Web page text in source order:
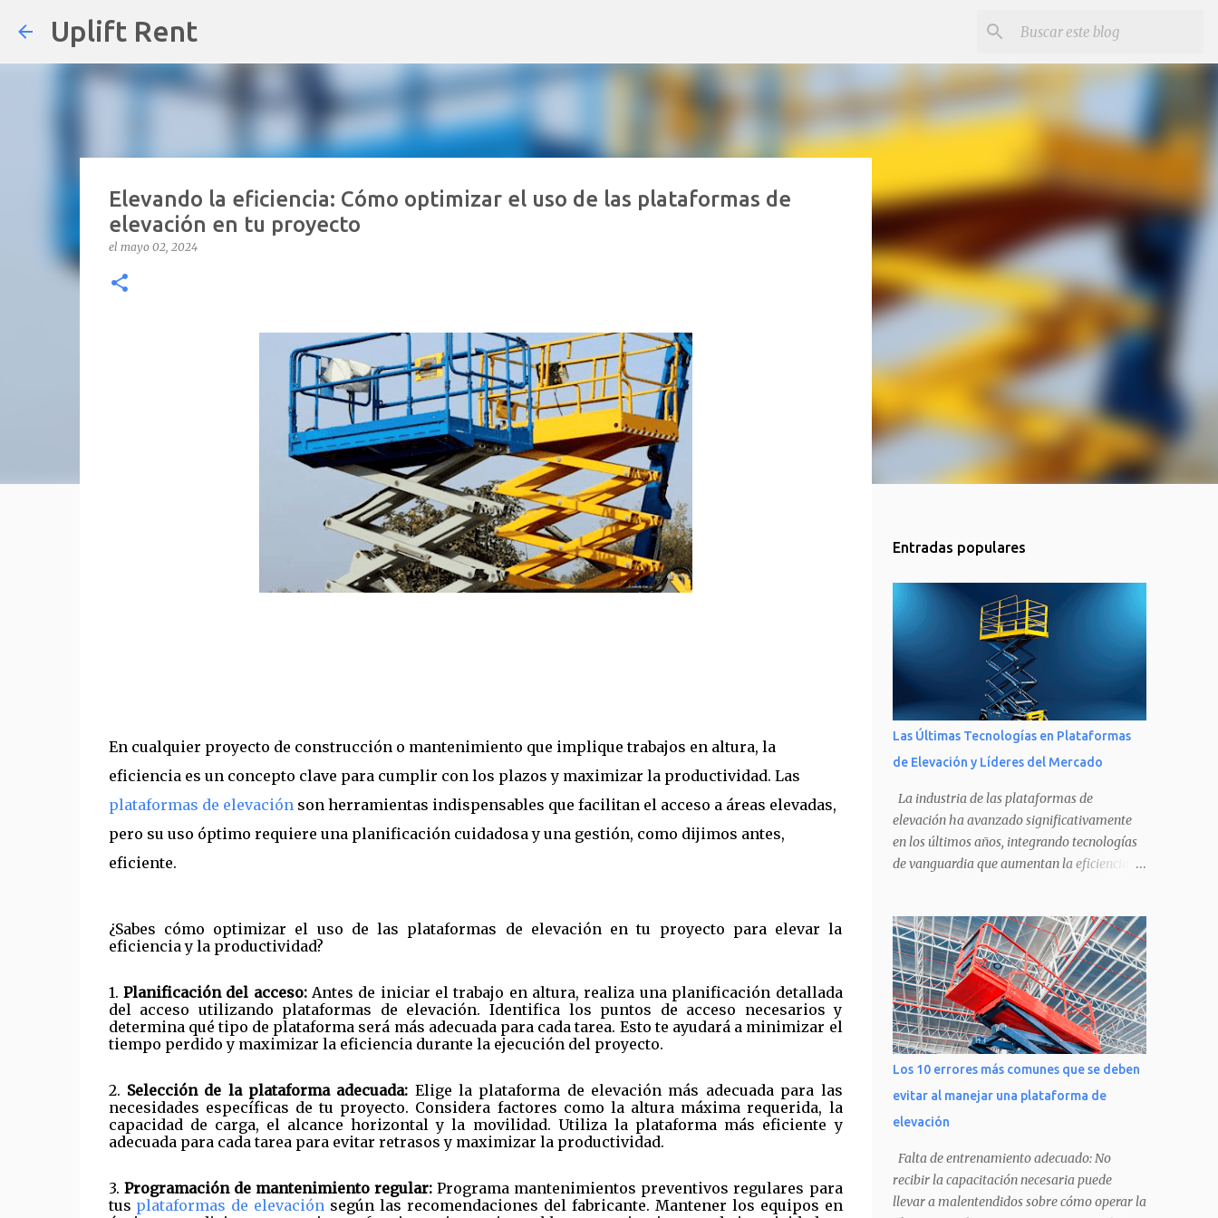
Uplift Rent
Elevando la eficiencia: Cómo optimizar el uso de las plataformas de
elevación en tu proyecto
el mayo 02, 2024
En cualquier proyecto de construcción o mantenimiento que implique trabajos en altura, la
eficiencia es un concepto clave para cumplir con los plazos y maximizar la productividad. Las
plataformas de elevaciónson herramientas indispensables que facilitan el acceso a áreas elevadas,
pero su uso óptimo requiere una planificación cuidadosa y una gestión, como dijimos antes,
eficiente.
¿Sabes cómo optimizar el uso de las plataformas de elevación en tu proyecto para elevar la
eficiencia y la productividad?
1. Planificación del acceso:Antes de iniciar el trabajo en altura, realiza una planificación detallada
del acceso utilizando plataformas de elevación. Identifica los puntos de acceso necesarios y
determina qué tipo de plataforma será más adecuada para cada tarea. Esto te ayudará a minimizar el
tiempo perdido y maximizar la eficiencia durante la ejecución del proyecto.
2. Selección de la plataforma adecuada: Elige la plataforma de elevación más adecuada para las
necesidades específicas de tu proyecto. Considera factores como la altura máxima requerida, la
capacidad de carga, el alcance horizontal y la movilidad. Utiliza la plataforma más eficiente y
adecuada para cada tarea para evitar retrasos y maximizar la productividad.
3. Programación de mantenimiento regular:Programa mantenimientos preventivos regulares para
tus plataformas de elevación según las recomendaciones del fabricante. Mantener los equipos en
Entradas populares
Las Últimas Tecnologías en Plataformas
de Elevación y Líderes del Mercado
La industria de las plataformas de
elevación ha avanzado significativamente
en los últimos años, integrando tecnologías
de vanguardia que aumentan la eficiencia,
últimas innovaciones y los líderes del
mercado en este sector. Innovaciones
Tecnológicas en Plataformas de Elevación
**Sistemas de Control Electrónico**: Los
avances en tecnología electrónica han
permitido desarrollar sistemas de control
más precisos y fáciles de manejar. Muchas
plataformas ahora cuentan con controles
intuitivos digitales, lo que ayuda a los
operarios a funcionar de manera más
telemática permite seguir la localización y el
estado de las plataformas en tiempo real.
Esto no solo ayuda a mejorar la logística,
Los 10 errores más comunes que se deben
evitar al manejar una plataforma de
elevación
Falta de entrenamiento adecuado: No
recibir la capacitación necesaria puede
llevar a malentendidos sobre cómo operar la